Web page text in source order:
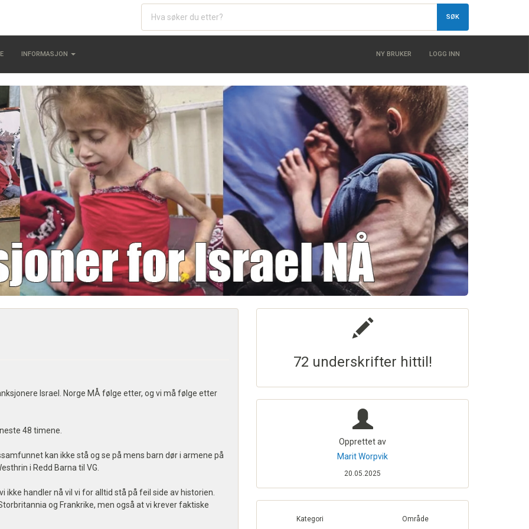
SØK
INFORMASJON NY BRUKER LOGG INN
Israel. Norge MÅ følge etter, og vi må følge etter
48 timene.
kan ikke stå og se på mens barn dør i armene på
i Redd Barna til VG.
ikke handler nå vil vi for alltid stå på feil side av historien.
og Frankrike, men også at vi krever faktiske
72 underskrifter hittil!
Opprettet av
Marit Worpvik
20.05.2025
Kategori
Område